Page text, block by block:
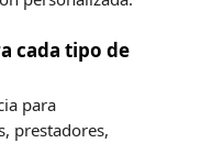
cada tipo de
para
prestadores,